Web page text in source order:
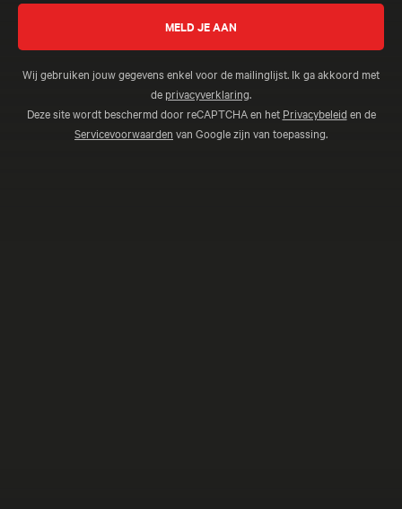
Wij gebruiken jouw gegevens enkel voor de mailinglijst. Ik ga akkoord met
de privacyverklaring.
Deze site wordt beschermd door reCAPTCHA en het Privacybeleid en de
Servicevoorwaarden van Google zijn van toepassing.